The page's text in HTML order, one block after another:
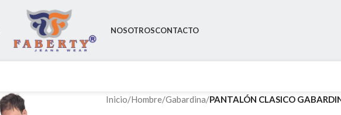
NOSOTROSCONTACTO
Inicio/Hombre/Gabardina/PANTALÓN CLASICO